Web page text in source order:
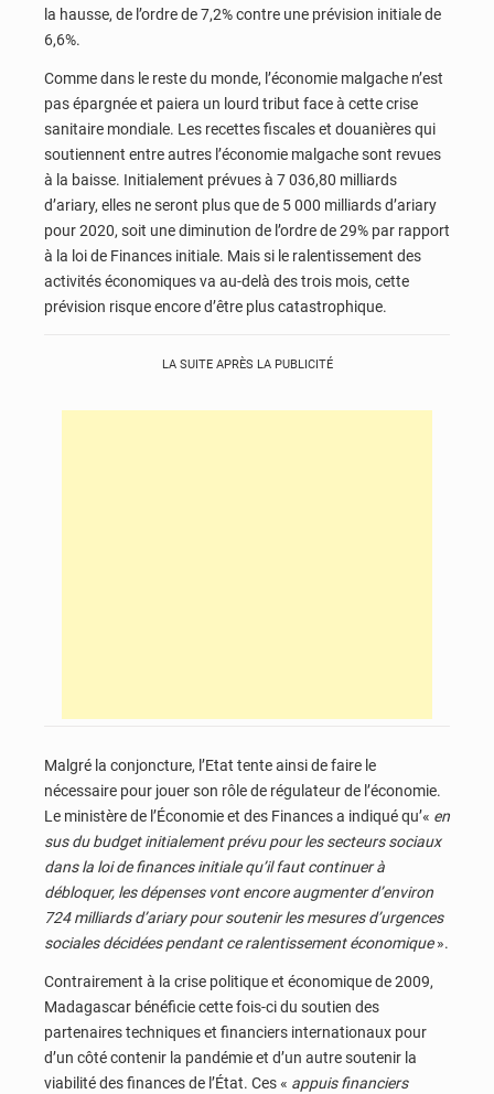
la hausse, de l’ordre de 7,2% contre une prévision initiale de
6,6%.
Comme dans le reste du monde, l’économie malgache n’est
pas épargnée et paiera un lourd tribut face à cette crise
sanitaire mondiale. Les recettes fiscales et douanières qui
soutiennent entre autres l’économie malgache sont revues
à la baisse. Initialement prévues à 7 036,80 milliards
d’ariary, elles ne seront plus que de 5 000 milliards d’ariary
pour 2020, soit une diminution de l’ordre de 29% par rapport
à la loi de Finances initiale. Mais si le ralentissement des
activités économiques va au-delà des trois mois, cette
prévision risque encore d’être plus catastrophique.
LA SUITE APRÈS LA PUBLICITÉ
Malgré la conjoncture, l’Etat tente ainsi de faire le
nécessaire pour jouer son rôle de régulateur de l’économie.
Le ministère de l’Économie et des Finances a indiqué qu’« en
sus du budget initialement prévu pour les secteurs sociaux
dans la loi de finances initiale qu’il faut continuer à
débloquer, les dépenses vont encore augmenter d’environ
724 milliards d’ariary pour soutenir les mesures d’urgences
sociales décidées pendant ce ralentissement économique».
Contrairement à la crise politique et économique de 2009,
Madagascar bénéficie cette fois-ci du soutien des
partenaires techniques et financiers internationaux pour
d’un côté contenir la pandémie et d’un autre soutenir la
viabilité des finances de l’État. Ces « appuis financiers